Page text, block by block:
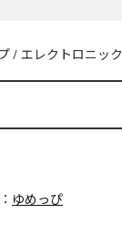
/ エレクトロニック
ゆめっぴ